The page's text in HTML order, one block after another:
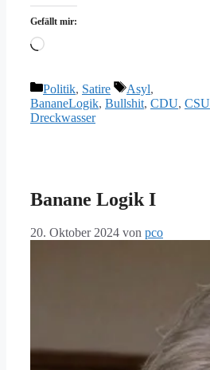
Gefällt mir:
Wird
Kategorien
Politik, Satire Schlagwörter
Asyl,
BananeLogik, Bullshit, CDU, CSU
Dreckwasser
Banane Logik I
20. Oktober 2024 von pco